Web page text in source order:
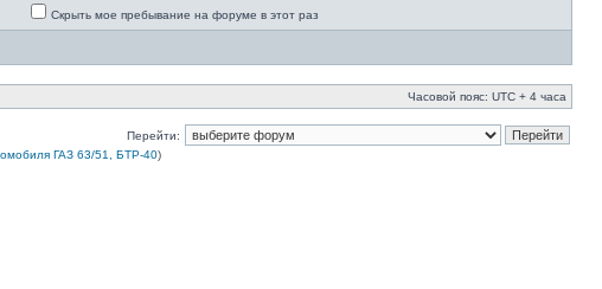
Скрыть мое пребывание на форуме в этот раз
Часовой пояс: UTC + 4 часа
Перейти:
ГАЗ 63/51, БТР-40)